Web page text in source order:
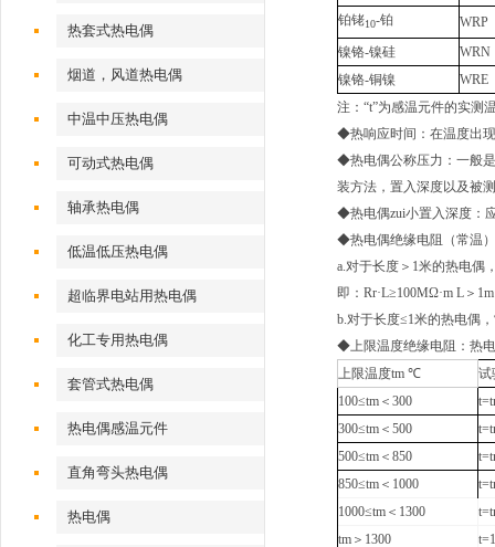
热套式热电偶
烟道，风道热电偶
中温中压热电偶
可动式热电偶
轴承热电偶
低温低压热电偶
超临界电站用热电偶
化工专用热电偶
套管式热电偶
热电偶感温元件
直角弯头热电偶
热电偶
铂铑10-铂
WRP
镍铬-镍硅
WRN
镍铬-铜镍
WRE
注：“t”为感温元件的实测
◆热响应时间：在温度出
◆热电偶公称压力：一般
装方法，置入深度以及被
◆热电偶zui小置入深度：
◆热电偶绝缘电阻（常温
a.对于长度＞1米的热电偶
即：Rr·L≥100MΩ·m L＞
b.对于长度≤1米的热电偶
◆上限温度绝缘电阻：热
上限温度tm ℃
100≤tm＜300
300≤tm＜500
500≤tm＜850
850≤tm＜1000
1000≤tm＜1300
tm＞1300